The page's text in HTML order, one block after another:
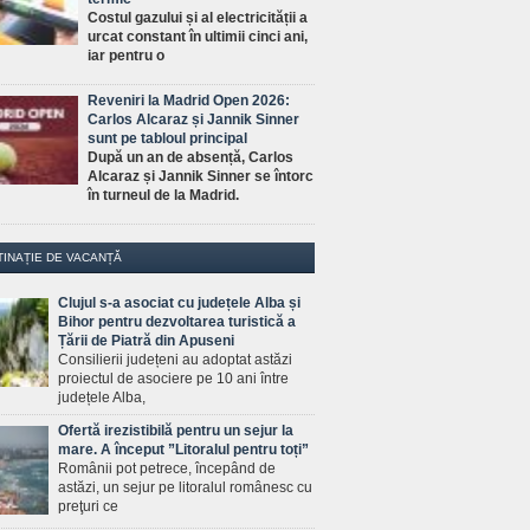
Costul gazului și al electricității a
urcat constant în ultimii cinci ani,
iar pentru o
Reveniri la Madrid Open 2026:
Carlos Alcaraz și Jannik Sinner
sunt pe tabloul principal
După un an de absență, Carlos
Alcaraz și Jannik Sinner se întorc
în turneul de la Madrid.
DE VACANȚĂ
Clujul s-a asociat cu județele Alba și
Bihor pentru dezvoltarea turistică a
Țării de Piatră din Apuseni
Consilierii județeni au adoptat astăzi
proiectul de asociere pe 10 ani între
județele Alba,
Ofertă irezistibilă pentru un sejur la
mare. A început ”Litoralul pentru toți”
Românii pot petrece, începând de
astăzi, un sejur pe litoralul românesc cu
preţuri ce